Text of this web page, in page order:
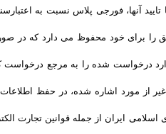
تایید آنها، فورجی پلاس نسبت به
برای خود محفوظ می دارد که در صورت
درخواست شده را به مرجع درخواست
از مورد اشاره شده، در حفظ
اسلامی ایران از جمله قوانین تجارت